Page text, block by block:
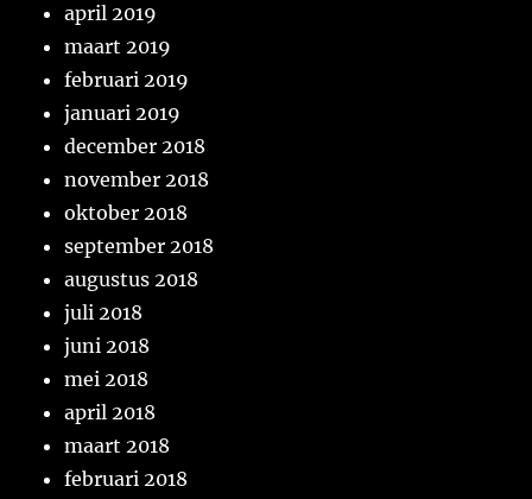
april 2019
maart 2019
februari 2019
januari 2019
december 2018
november 2018
oktober 2018
september 2018
augustus 2018
juli 2018
juni 2018
mei 2018
april 2018
maart 2018
februari 2018